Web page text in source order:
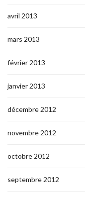
avril 2013
mars 2013
février 2013
janvier 2013
décembre 2012
novembre 2012
octobre 2012
septembre 2012